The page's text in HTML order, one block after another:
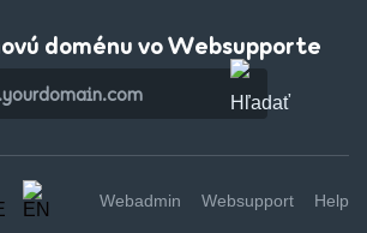
doménu vo Websupporte
Webadmin Websupport Help